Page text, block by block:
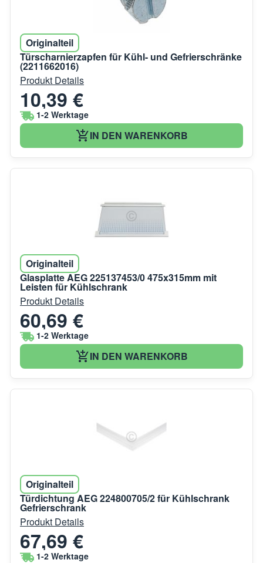
Originalteil
Türscharnierzapfen für Kühl- und Gefrierschränke
(2211662016)
Produkt Details
10,39 €
1-2 Werktage
IN DEN WARENKORB
Originalteil
Glasplatte AEG 225137453/0 475x315mm mit
Leisten für Kühlschrank
Produkt Details
60,69 €
1-2 Werktage
IN DEN WARENKORB
Originalteil
Türdichtung AEG 224800705/2 für Kühlschrank
Gefrierschrank
Produkt Details
67,69 €
1-2 Werktage